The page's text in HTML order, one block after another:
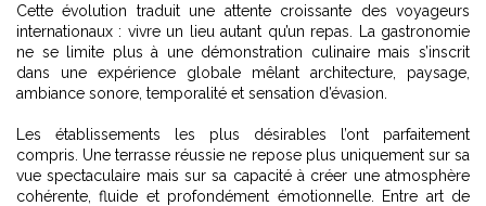
Cette évolution traduit une attente croissante des voyageurs
internationaux : vivre un lieu autant qu’un repas. La gastronomie
ne se limite plus à une démonstration culinaire mais s’inscrit
dans une expérience globale mêlant architecture, paysage,
ambiance sonore, temporalité et sensation d’évasion.
Les établissements les plus désirables l’ont parfaitement
compris. Une terrasse réussie ne repose plus uniquement sur sa
vue spectaculaire mais sur sa capacité à créer une atmosphère
cohérente, fluide et profondément émotionnelle. Entre art de